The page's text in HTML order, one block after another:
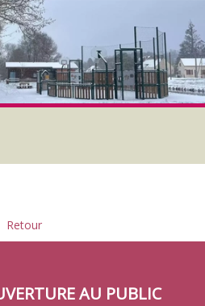
Retour
AU PUBLIC